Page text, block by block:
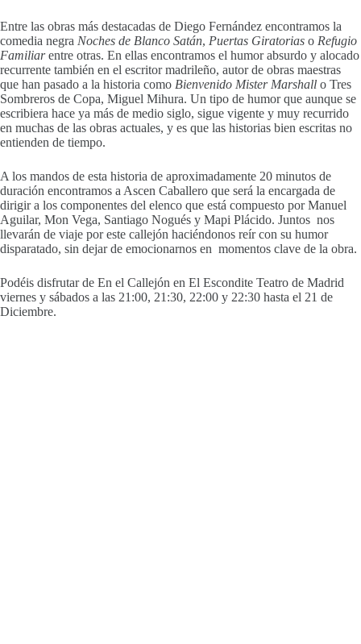
Entre las obras más destacadas de Diego Fernández encontramos la
comedia negra Noches de Blanco Satán, Puertas Giratorias o Refugio
Familiarentre otras. En ellas encontramos el humor absurdo y alocado
recurrente también en el escritor madrileño, autor de obras maestras
que han pasado a la historia como Bienvenido Mister Marshall o Tres
Sombreros de Copa, Miguel Mihura. Un tipo de humor que aunque se
escribiera hace ya más de medio siglo, sigue vigente y muy recurrido
en muchas de las obras actuales, y es que las historias bien escritas no
entienden de tiempo.
A los mandos de esta historia de aproximadamente 20 minutos de
duración encontramos a Ascen Caballero que será la encargada de
dirigir a los componentes del elenco que está compuesto por Manuel
Aguilar, Mon Vega, Santiago Nogués y Mapi Plácido. Juntos nos
llevarán de viaje por este callejón haciéndonos reír con su humor
disparatado, sin dejar de emocionarnos en momentos clave de la obra.
Podéis disfrutar de En el Callejón en El Escondite Teatro de Madrid
viernes y sábados a las 21:00, 21:30, 22:00 y 22:30 hasta el 21 de
Diciembre.